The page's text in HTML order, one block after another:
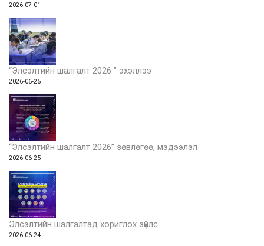
2026-07-01
“Элсэлтийн шалгалт 2026 ” эхэллээ
2026-06-25
“Элсэлтийн шалгалт 2026” зөвлөгөө, мэдээлэл
2026-06-25
Элсэлтийн шалгалтад хориглох зүйлс
2026-06-24